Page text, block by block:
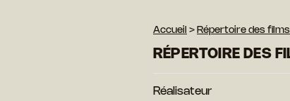
Accueil > Répertoire des films
RÉPERTOIRE DES
Réalisateur